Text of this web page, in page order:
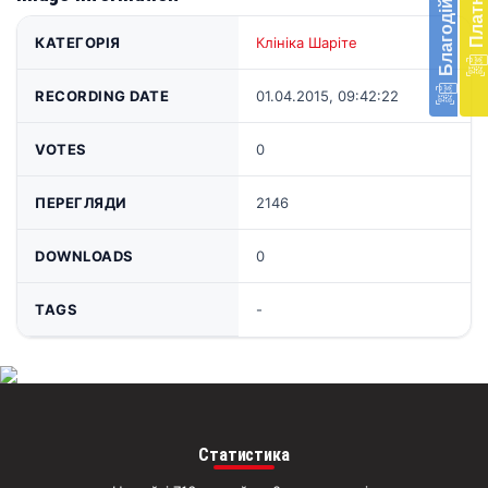
КАТЕГОРІЯ Клініка Шаріте
RECORDING DATE 01.04.2015, 09:42:22
VOTES 0
ПЕРЕГЛЯДИ 2146
DOWNLOADS 0
TAGS -
Статистика